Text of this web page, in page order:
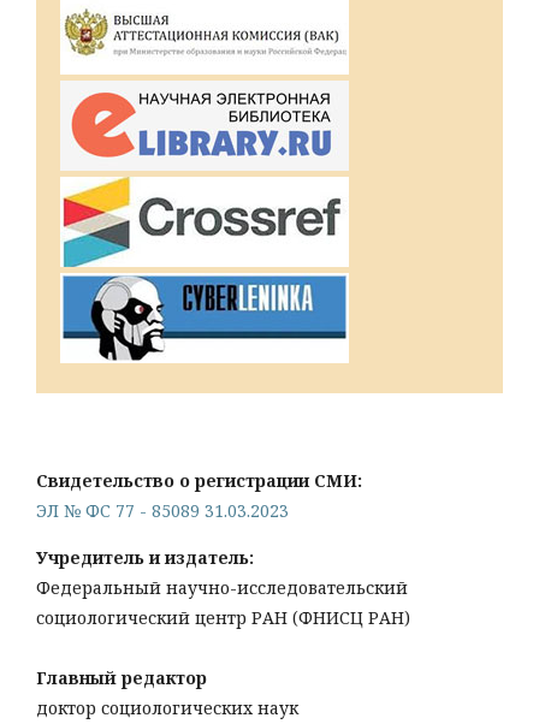
Свидетельство о регистрации СМИ:
ЭЛ № ФС 77 - 85089 31.03.2023
Учредитель и издатель:
Федеральный научно-исследовательский
социологический центр РАН (ФНИСЦ РАН)
Главный редактор
доктор социологических наук